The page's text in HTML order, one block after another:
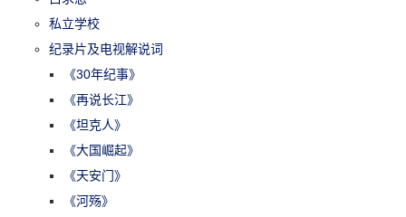
私立学校
纪录片及电视解说词
《30年纪事》
《再说长江》
《坦克人》
《大国崛起》
《天安门》
《河殇》